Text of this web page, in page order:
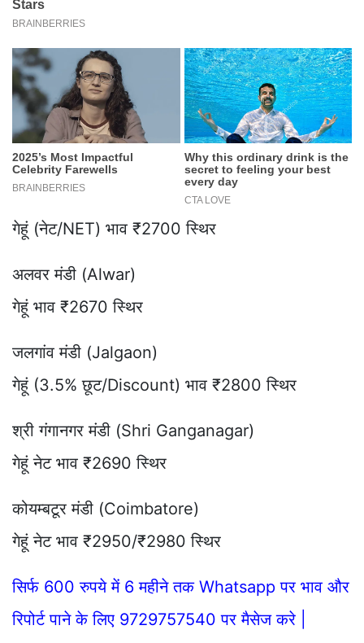
गेहूं (नेट/NET) भाव ₹2700 स्थिर
अलवर मंडी (Alwar)
गेहूं भाव ₹2670 स्थिर
जलगांव मंडी (Jalgaon)
गेहूं (3.5% छूट/Discount) भाव ₹2800 स्थिर
श्री गंगानगर मंडी (Shri Ganganagar)
गेहूं नेट भाव ₹2690 स्थिर
कोयम्बटूर मंडी (Coimbatore)
गेहूं नेट भाव ₹2950/₹2980 स्थिर
सिर्फ 600 रुपये में 6 महीने तक Whatsapp पर भाव और
रिपोर्ट पाने के लिए 9729757540 पर मैसेज करे |